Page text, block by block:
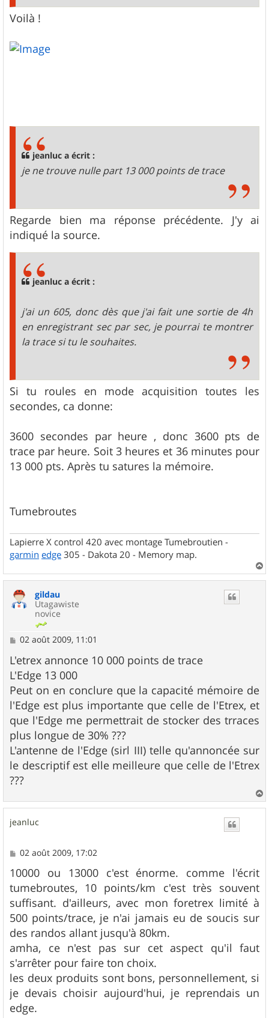
Voilà !
jeanluc a écrit :
je ne trouve nulle part 13 000 points de trace
Regarde bien ma réponse précédente. J'y ai
indiqué la source.
jeanluc a écrit :
j'ai un 605, donc dès que j'ai fait une sortie de 4h
en enregistrant sec par sec, je pourrai te montrer
la trace si tu le souhaites.
Si tu roules en mode acquisition toutes les
secondes, ca donne:
3600 secondes par heure , donc 3600 pts de
trace par heure. Soit 3 heures et 36 minutes pour
13 000 pts. Après tu satures la mémoire.
Tumebroutes
Lapierre X control 420 avec montage Tumebroutien -
garmin edge 305 - Dakota 20 - Memory map.
a
gildau
Utagawiste
novice
M
s
s
a
g
e
02 août 2009, 11:01
L'etrex annonce 10 000 points de trace
L'Edge 13 000
Peut on en conclure que la capacité mémoire de
l'Edge est plus importante que celle de l'Etrex, et
que l'Edge me permettrait de stocker des trraces
plus longue de 30% ???
L'antenne de l'Edge (sirl III) telle qu'annoncée sur
le descriptif est elle meilleure que celle de l'Etrex
???
a
jeanluc
M
s
s
a
g
e
02 août 2009, 17:02
10000 ou 13000 c'est énorme. comme l'écrit
tumebroutes, 10 points/km c'est très souvent
suffisant. d'ailleurs, avec mon foretrex limité à
500 points/trace, je n'ai jamais eu de soucis sur
des randos allant jusqu'à 80km.
amha, ce n'est pas sur cet aspect qu'il faut
s'arrêter pour faire ton choix.
les deux produits sont bons, personnellement, si
je devais choisir aujourd'hui, je reprendais un
edge.